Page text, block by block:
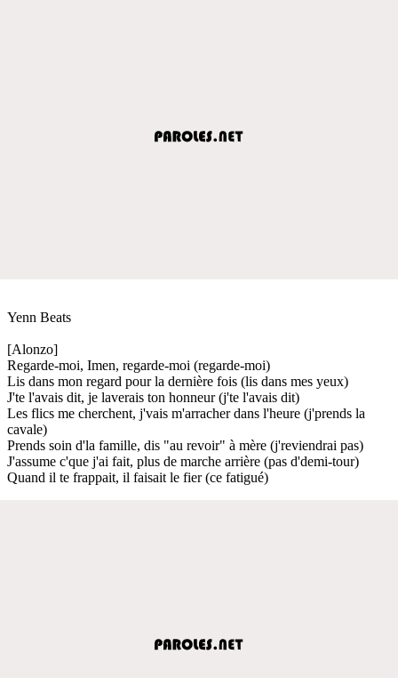
Yenn Beats
[Alonzo]
Regarde-moi, Imen, regarde-moi (regarde-moi)
Lis dans mon regard pour la dernière fois (lis dans mes yeux)
J'te l'avais dit, je laverais ton honneur (j'te l'avais dit)
Les flics me cherchent, j'vais m'arracher dans l'heure (j'prends la
cavale)
Prends soin d'la famille, dis "au revoir" à mère (j'reviendrai pas)
J'assume c'que j'ai fait, plus de marche arrière (pas d'demi-tour)
Quand il te frappait, il faisait le fier (ce fatigué)